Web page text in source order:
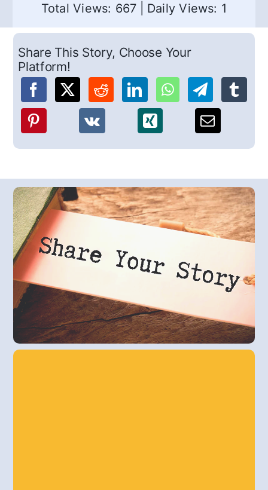
Total Views: 667 Daily Views: 1
Share This Story, Choose Your
Platform!